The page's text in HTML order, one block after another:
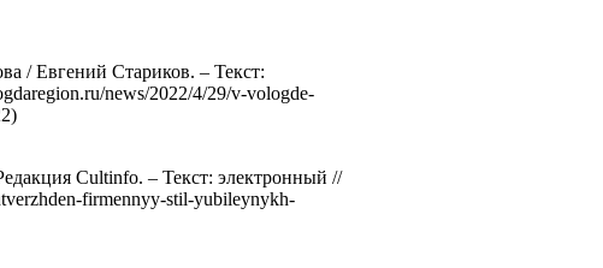
/ Евгений Стариков. – Текст:
news/2022/4/29/v-vologde-
Cultinfo. – Текст: электронный //
firmennyy-stil-yubileynykh-